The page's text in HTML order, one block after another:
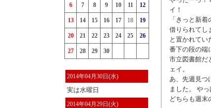
6 7 8 9 10 11 12
13 14 15 16 17 18 19
20 21 22 23 24 25 26
27 28 29 30
2014年04月30日(水)
実は水曜日
2014年04月29日(火)
イ！
「きっと新
借りられてし
と置かれて
番下の段の端
市立図書館だ
ェイ。
あ、先週見つ
ました。 やっ
どちらも週末